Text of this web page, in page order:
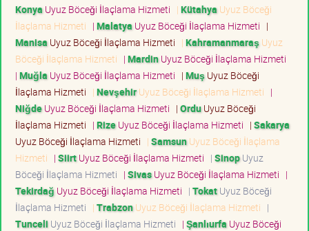
Konya Uyuz Böceği İlaçlama Hizmeti | Kütahya Uyuz Böceği
İlaçlama Hizmeti | Malatya Uyuz Böceği İlaçlama Hizmeti |
Manisa Uyuz Böceği İlaçlama Hizmeti | Kahramanmaraş Uyuz
Böceği İlaçlama Hizmeti | MardinUyuz Böceği İlaçlama Hizmeti
| Muğla Uyuz Böceği İlaçlama Hizmeti | Muş Uyuz Böceği
İlaçlama Hizmeti | NevşehirUyuz Böceği İlaçlama Hizmeti |
NiğdeUyuz Böceği İlaçlama Hizmeti | OrduUyuz Böceği
İlaçlama Hizmeti | RizeUyuz Böceği İlaçlama Hizmeti | Sakarya
Uyuz Böceği İlaçlama Hizmeti | SamsunUyuz Böceği İlaçlama
Hizmeti | SiirtUyuz Böceği İlaçlama Hizmeti | SinopUyuz
Böceği İlaçlama Hizmeti | SivasUyuz Böceği İlaçlama Hizmeti |
Tekirdağ Uyuz Böceği İlaçlama Hizmeti | TokatUyuz Böceği
İlaçlama Hizmeti | TrabzonUyuz Böceği İlaçlama Hizmeti |
Tunceli Uyuz Böceği İlaçlama Hizmeti | Şanlıurfa Uyuz Böceği